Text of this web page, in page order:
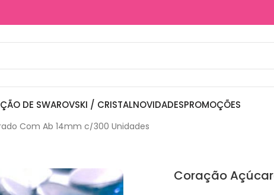
DE SWAROVSKI / CRISTALNOVIDADESPROMOÇÕES
Com Ab 14mm c/300 Unidades
Coração